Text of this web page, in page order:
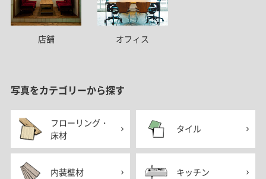
店舗 オフィス
写真をカテゴリーから探す
フローリング・
床材
タイル
内装壁材 キッチン